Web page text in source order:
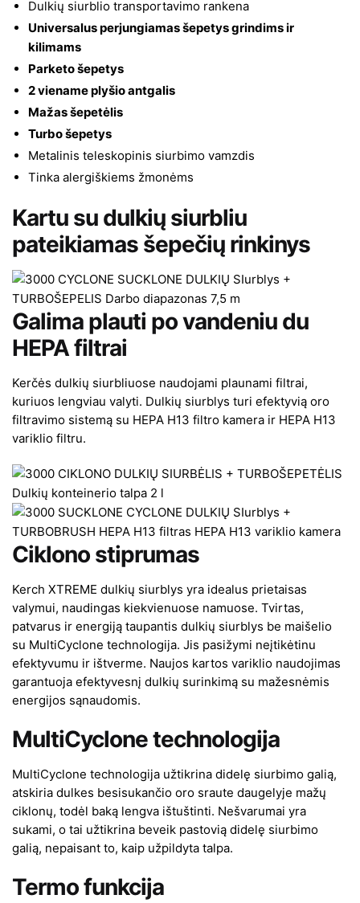
Dulkių siurblio transportavimo rankena
Universalus perjungiamas šepetys grindims ir
kilimams
Parketo šepetys
2 viename plyšio antgalis
Mažas šepetėlis
Turbo šepetys
Metalinis teleskopinis siurbimo vamzdis
Tinka alergiškiems žmonėms
Kartu su dulkių siurbliu
pateikiamas šepečių rinkinys
Galima plauti po vandeniu du
HEPA filtrai
Kerčės dulkių siurbliuose naudojami plaunami filtrai,
kuriuos lengviau valyti. Dulkių siurblys turi efektyvią oro
filtravimo sistemą su HEPA H13 filtro kamera ir HEPA H13
variklio filtru.
Ciklono stiprumas
Kerch XTREME dulkių siurblys yra idealus prietaisas
valymui, naudingas kiekvienuose namuose. Tvirtas,
patvarus ir energiją taupantis dulkių siurblys be maišelio
su MultiCyclone technologija. Jis pasižymi neįtikėtinu
efektyvumu ir ištverme. Naujos kartos variklio naudojimas
garantuoja efektyvesnį dulkių surinkimą su mažesnėmis
energijos sąnaudomis.
MultiCyclone technologija
MultiCyclone technologija užtikrina didelę siurbimo galią,
atskiria dulkes besisukančio oro sraute daugelyje mažų
ciklonų, todėl baką lengva ištuštinti. Nešvarumai yra
sukami, o tai užtikrina beveik pastovią didelę siurbimo
galią, nepaisant to, kaip užpildyta talpa.
Termo funkcija